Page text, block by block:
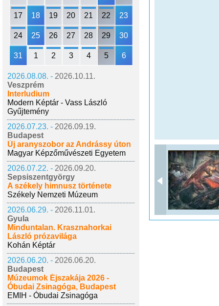
17 18 19 20 21 22 23
24 25 26 27 28 29 30
31 1 2 3 4 5 6
2026.08.08. - 2026.10.11.
Veszprém
Interludium
Modern Képtár - Vass László
Gyűjtemény
2026.07.23. - 2026.09.19.
Budapest
Új aranyszobor az Andrássy úton
Magyar Képzőművészeti Egyetem
2026.07.22. - 2026.09.20.
Sepsiszentgyörgy
A székely himnusz története
Székely Nemzeti Múzeum
2026.06.29. - 2026.11.01.
Gyula
Minduntalan. Krasznahorkai
László prózavilága
Kohán Képtár
2026.06.20. - 2026.06.20.
Budapest
Múzeumok Éjszakája 2026 -
Óbudai Zsinagóga, Budapest
EMIH - Óbudai Zsinagóga